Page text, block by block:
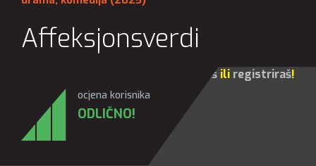
Affeksjonsverdi
prijaviš ili registriraš!
ocjena korisnika
ODLIČNO!